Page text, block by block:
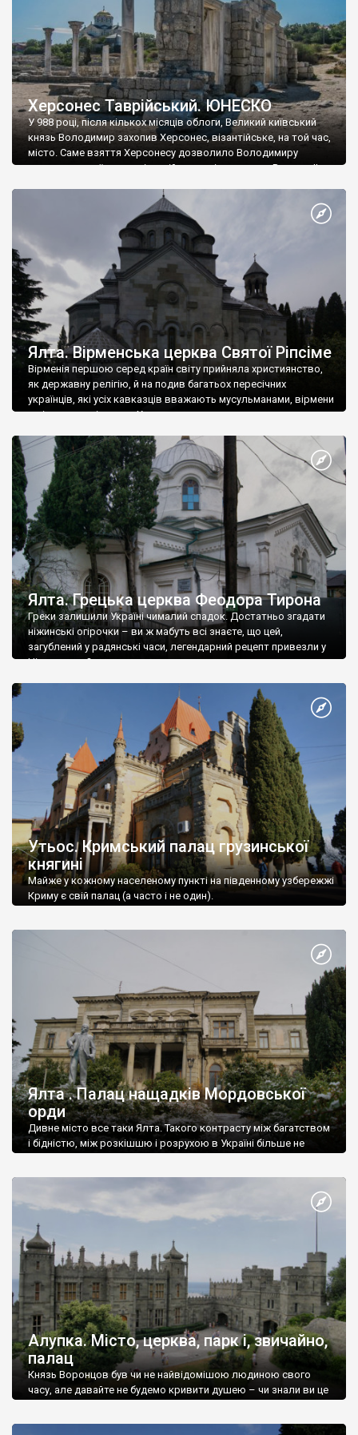
Херсонес Таврійський. ЮНЕСКО
У 988 році, після кількох місяців облоги, Великий київський
князь Володимир захопив Херсонес, візантійське, на той час,
місто. Саме взяття Херсонесу дозволило Володимиру
диктувати свої умови візантійському імператору Василю ІІ, та
Херсонесі Володимир-язичник, став Василем-християнином.
А потім було Хрещення Русі. На честь Херсонесу Таврійського
Ялта. Вірменська церква Святої Ріпсіме
Вірменія першою серед країн світу прийняла християнство,
як державну релігію, й на подив багатьох пересічних
українців, які усіх кавказців вважають мусульманами, вірмени
є відданими вірянами Христа
Ялта. Грецька церква Феодора Тирона
Греки залишили Україні чималий спадок. Достатньо згадати
ніжинські огірочки – ви ж мабуть всі знаєте, що цей,
загублений у радянські часи, легендарний рецепт привезли у
Ніжин греки?
Утьос. Кримський палац грузинської
княгині
Майже у кожному населеному пункті на південному узбережжі
Криму є свій палац (а часто і не один).
Ялта . Палац нащадків Мордовської
орди
Дивне місто все таки Ялта. Такого контрасту між багатством
і бідністю, між розкішшю і розрухою в Україні більше не
Алупка. Місто, церква, парк і, звичайно,
палац
Князь Воронцов був чи не найвідомішою людиною свого
часу, але давайте не будемо кривити душею – чи знали ви це